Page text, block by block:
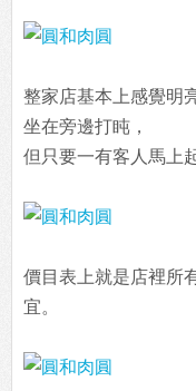
整家店基本上感覺明
坐在旁邊打盹，
但只要一有客人馬上
價目表上就是店裡所
宜。